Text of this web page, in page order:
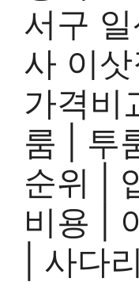
서구
사 이삿
가격비
룸 | 투
순위 |
비용 |
| 사다